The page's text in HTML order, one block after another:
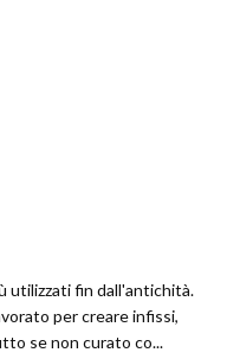
utilizzati fin dall'antichità.
per creare infissi,
se non curato co...